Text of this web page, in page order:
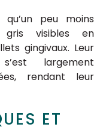
peu moins
visibles en
gingivaux. Leur
largement
rendant leur
ET